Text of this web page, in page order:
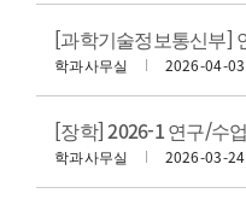
학과사무실 2026-04-03
학과사무실 2026-03-24